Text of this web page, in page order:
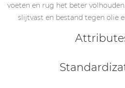
voeten en rug het beter
slijtvast en bestand tegen olie